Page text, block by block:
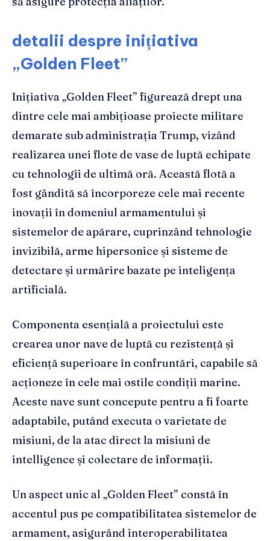
detalii despre inițiativa
„Golden Fleet”
Inițiativa „Golden Fleet” figurează drept una
dintre cele mai ambițioase proiecte militare
demarate sub administrația Trump, vizând
realizarea unei flote de vase de luptă echipate
cu tehnologii de ultimă oră. Această flotă a
fost gândită să încorporeze cele mai recente
inovații în domeniul armamentului și
sistemelor de apărare, cuprinzând tehnologie
invizibilă, arme hipersonice și sisteme de
detectare și urmărire bazate pe inteligența
artificială.
Componenta esențială a proiectului este
crearea unor nave de luptă cu rezistență și
eficiență superioare în confruntări, capabile să
acționeze în cele mai ostile condiții marine.
Aceste nave sunt concepute pentru a fi foarte
adaptabile, putând executa o varietate de
misiuni, de la atac direct la misiuni de
intelligence și colectare de informații.
Un aspect unic al „Golden Fleet” constă în
accentul pus pe compatibilitatea sistemelor de
armament, asigurând interoperabilitatea